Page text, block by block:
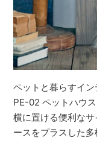
ペットと暮らすイ
PE-02 ペットハウ
横に置ける便利な
ースをプラスした多